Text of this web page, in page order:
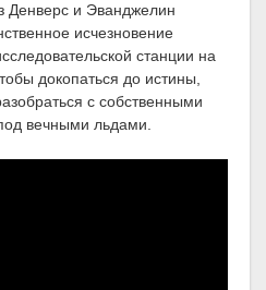
Денверс и Эванджелин
исчезновение
станции на
докопаться до истины,
с собственными
вечными льдами.